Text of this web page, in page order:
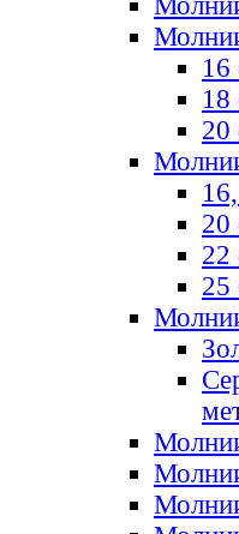
20
20
22
25